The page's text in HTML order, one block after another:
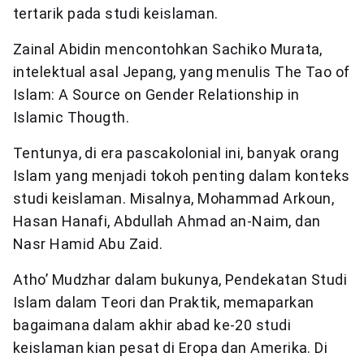
tertarik pada studi keislaman.
Zainal Abidin mencontohkan Sachiko Murata,
intelektual asal Jepang, yang menulis The Tao of
Islam: A Source on Gender Relationship in
Islamic Thougth.
Tentunya, di era pascakolonial ini, banyak orang
Islam yang menjadi tokoh penting dalam konteks
studi keislaman. Misalnya, Mohammad Arkoun,
Hasan Hanafi, Abdullah Ahmad an-Naim, dan
Nasr Hamid Abu Zaid.
Atho’ Mudzhar dalam bukunya, Pendekatan Studi
Islam dalam Teori dan Praktik, memaparkan
bagaimana dalam akhir abad ke-20 studi
keislaman kian pesat di Eropa dan Amerika. Di